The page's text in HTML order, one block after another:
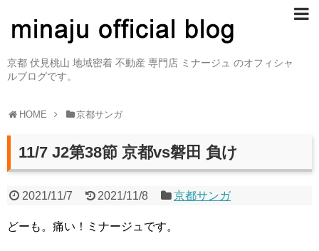
京都 伏見桃山 地域密着 不動産 専門店 ミナージュ のオフィシャ
ルブログです。
HOME 京都サンガ
11/7 J2第38節 京都vs磐田 負け
2021/11/7 2021/11/8 京都サンガ
どーも。痛い！ミナージュです。